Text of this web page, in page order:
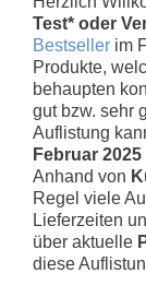
Test* oder
Bestseller im
Produkte,
behaupten
gut bzw. sehr
Auflistung
Februar
Anhand von
Regel viele
Lieferzeiten
über aktuelle
diese